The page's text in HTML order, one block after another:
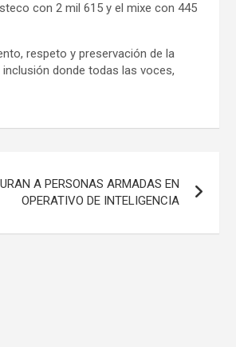
con 2 mil 615 y el mixe con 445
respeto y preservación de la
donde todas las voces,
A PERSONAS ARMADAS EN
OPERATIVO DE INTELIGENCIA